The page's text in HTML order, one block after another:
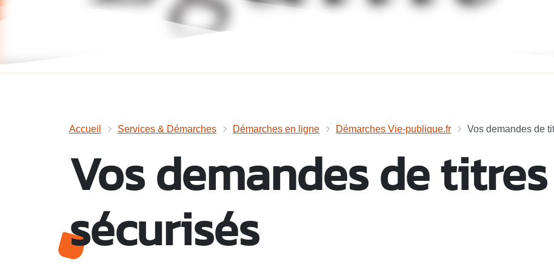
Accueil Services & Démarches Démarches en ligne Démarches Vie-publique.fr Vos demandes de
Vos demandes de titres
sécurisés